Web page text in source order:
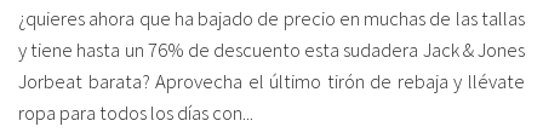
¿quieres ahora que ha bajado de precio en muchas de las tallas
y tiene hasta un 76% de descuento esta sudadera Jack & Jones
Jorbeat barata? Aprovecha el último tirón de rebaja y llévate
ropa para todos los días con...